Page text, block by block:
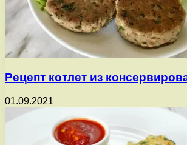
Рецепт котлет из
01.09.2021